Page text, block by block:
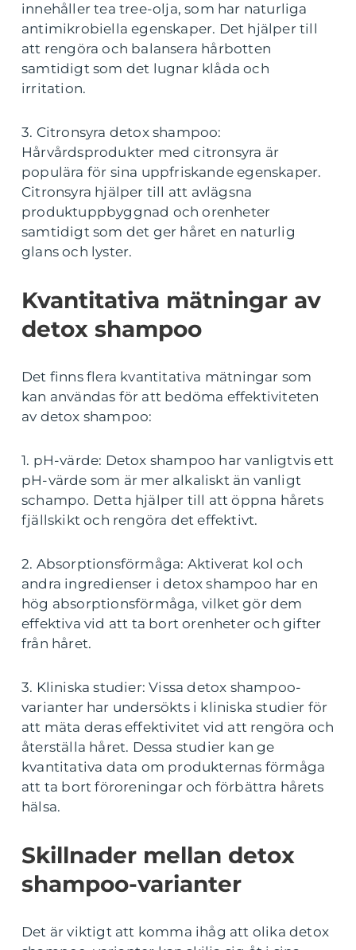
innehåller tea tree-olja, som har naturliga
antimikrobiella egenskaper. Det hjälper till
att rengöra och balansera hårbotten
samtidigt som det lugnar klåda och
irritation.
3. Citronsyra detox shampoo:
Hårvårdsprodukter med citronsyra är
populära för sina uppfriskande egenskaper.
Citronsyra hjälper till att avlägsna
produktuppbyggnad och orenheter
samtidigt som det ger håret en naturlig
glans och lyster.
Kvantitativa mätningar av
detox shampoo
Det finns flera kvantitativa mätningar som
kan användas för att bedöma effektiviteten
av detox shampoo:
1. pH-värde: Detox shampoo har vanligtvis ett
pH-värde som är mer alkaliskt än vanligt
schampo. Detta hjälper till att öppna hårets
fjällskikt och rengöra det effektivt.
2. Absorptionsförmåga: Aktiverat kol och
andra ingredienser i detox shampoo har en
hög absorptionsförmåga, vilket gör dem
effektiva vid att ta bort orenheter och gifter
från håret.
3. Kliniska studier: Vissa detox shampoo-
varianter har undersökts i kliniska studier för
att mäta deras effektivitet vid att rengöra och
återställa håret. Dessa studier kan ge
kvantitativa data om produkternas förmåga
att ta bort föroreningar och förbättra hårets
hälsa.
Skillnader mellan detox
shampoo-varianter
Det är viktigt att komma ihåg att olika detox